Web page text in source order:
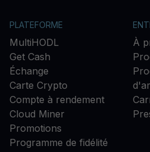
PLATEFORME
MultiHODL
Get Cash
Échange
Carte Crypto
Compte à rendement
Cloud Miner
Promotions
Programme de fidélité
À